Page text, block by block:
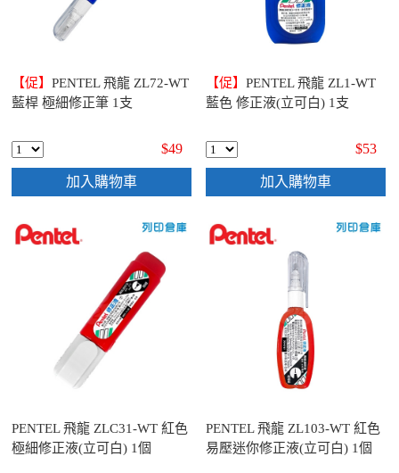
【促】PENTEL 飛龍 ZL72-WT
藍桿 極細修正筆 1支
$49
加入購物車
【促】PENTEL 飛龍 ZL1-WT
藍色 修正液(立可白) 1支
$53
加入購物車
PENTEL 飛龍 ZLC31-WT 紅色
極細修正液(立可白) 1個
PENTEL 飛龍 ZL103-WT 紅色
易壓迷你修正液(立可白) 1個